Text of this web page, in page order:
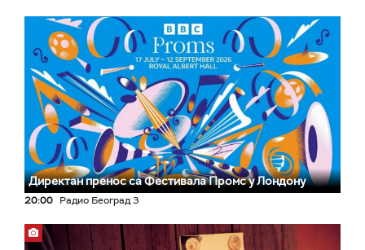
Директан пренос са Фестивала Промс у Лондону
20:00 Радио Београд 3